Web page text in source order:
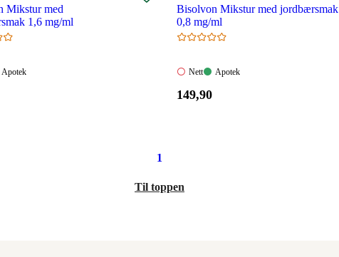
Mikstur med
1,6 mg/ml
Apotek:
Apotek
Bisolvon Mikstur med jordbærsmak
0,8 mg/ml
Nett:
tilgjengelig
Nett
Apotek:
Apotek
Pris:
149,90
1
Til toppen